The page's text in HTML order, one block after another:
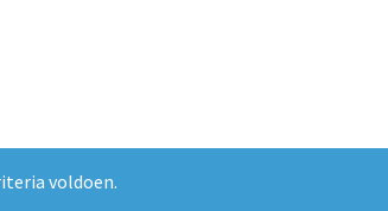
voldoen.